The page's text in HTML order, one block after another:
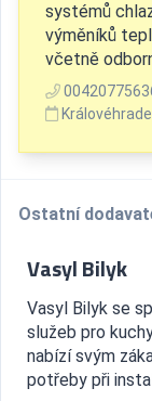
systémů
výměníků
včetně
Ostatní
Vasyl Bilyk
Vasyl Bilyk se
služeb pro
nabízí svým
potřeby při